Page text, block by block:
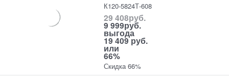
К120-5824Т-608
29 408руб.
9 999руб.
выгода
19 409 руб.
или
66%
Скидка 66%